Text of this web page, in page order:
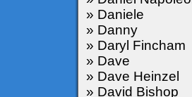
» Daniele
» Danny
» Daryl Fincham
» Dave
» Dave Heinzel
» David Bishop